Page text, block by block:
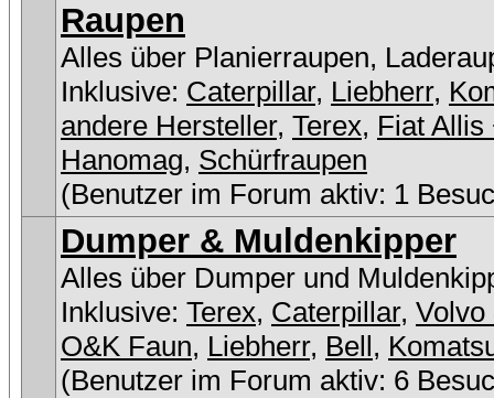
Raupen
Alles über Planierraupen,
Inklusive: Caterpillar, Liebherr,
andere Hersteller, Terex, Fiat Allis
Hanomag, Schürfraupen
(Benutzer im Forum aktiv: 1
Dumper & Muldenkipper
Alles über Dumper und
Inklusive: Terex, Caterpillar, Volvo
O&K Faun, Liebherr, Bell,
(Benutzer im Forum aktiv: 6